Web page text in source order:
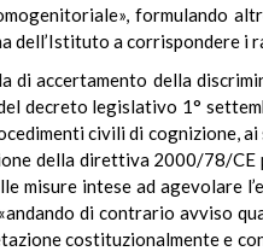
formulando
dell’Istituto a corrispondere i
accertamento della
decreto legislativo 1°
civili di cognizione,
della direttiva 2000/78/
misure intese ad agevolare
di contrario avviso
costituzionalmente e